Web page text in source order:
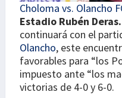
Choloma vs. Olancho
Estadio Rubén Deras.
continuará con el
Olancho, este
favorables para “los
impuesto ante “los
victorias de 4-0 y 6-0.